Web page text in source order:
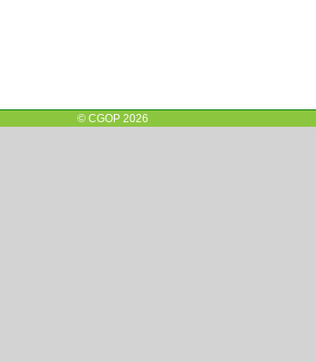
© CGOP 2026